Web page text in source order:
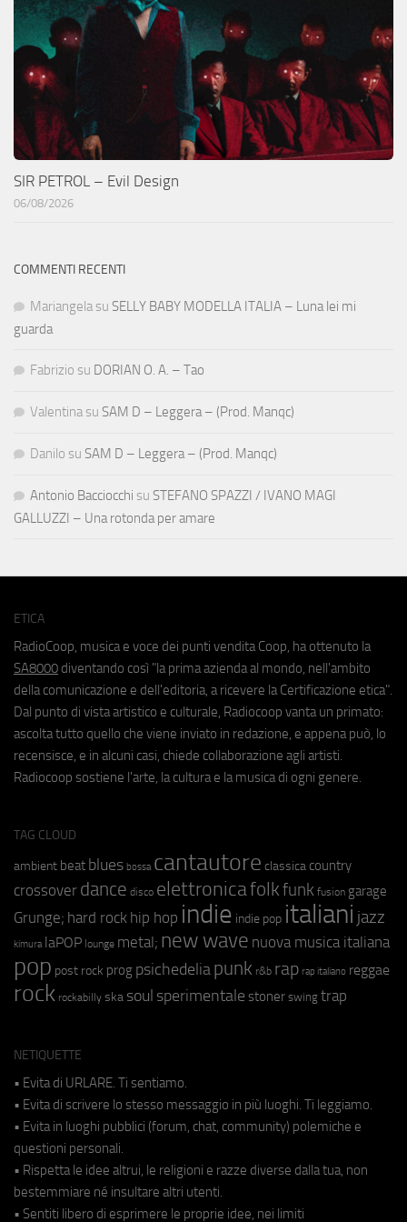
SIR PETROL – Evil Design
06/08/2026
COMMENTI RECENTI
Mariangela su SELLY BABY MODELLA ITALIA – Luna lei mi
guarda
Fabrizio su DORIAN O. A. – Tao
Valentina su SAM D – Leggera – (Prod. Manqc)
Danilo su SAM D – Leggera – (Prod. Manqc)
Antonio Bacciocchi su STEFANO SPAZZI / IVANO MAGI
GALLUZZI – Una rotonda per amare
ETICA
RadioCoop, musica e voce dei punti vendita Coop, ha ottenuto la
SA8000 diventando così "la prima azienda al mondo, nell'ambito
della comunicazione e dell'editoria, a ricevere la Certificazione etica".
Dal punto di vista artistico e culturale, Radiocoop vanta un primato:
ascolta tutto quello che viene inviato in redazione, e appena può, lo
recensisce, e in alcuni casi, chiede collaborazione agli artisti.
Radiocoop sostiene l'arte, la cultura e la musica di ogni genere.
TAG CLOUD
ambient beat blues bossa cantautore classica country
crossover dance disco elettronicafolkfunk fusion garage
Grunge; hard rock hip hop indie indie pop italiani jazz
kimura laPOP lounge metal; new wave nuova musica italiana
pop post rock prog psichedeliapunk r&b rap rap italiano reggae
rock rockabilly ska soul sperimentale stoner swing trap
NETIQUETTE
• Evita di URLARE. Ti sentiamo.
• Evita di scrivere lo stesso messaggio in più luoghi. Ti leggiamo.
• Evita in luoghi pubblici (forum, chat, community) polemiche e
questioni personali.
• Rispetta le idee altrui, le religioni e razze diverse dalla tua, non
bestemmiare né insultare altri utenti.
• Sentiti libero di esprimere le proprie idee, nei limiti